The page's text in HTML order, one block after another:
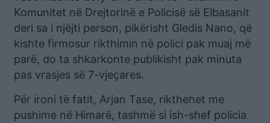
Komunitet në Drejtorinë e Policisë së Elbasanit
deri sa i njëjti person, pikërisht Gledis Nano, që
kishte firmosur rikthimin në polici pak muaj më
parë, do ta shkarkonte publikisht pak minuta
pas vrasjes së 7-vjeçares.
Për ironi të fatit, Arjan Tase, rikthehet me
pushime në Himarë, tashmë si ish-shef policia